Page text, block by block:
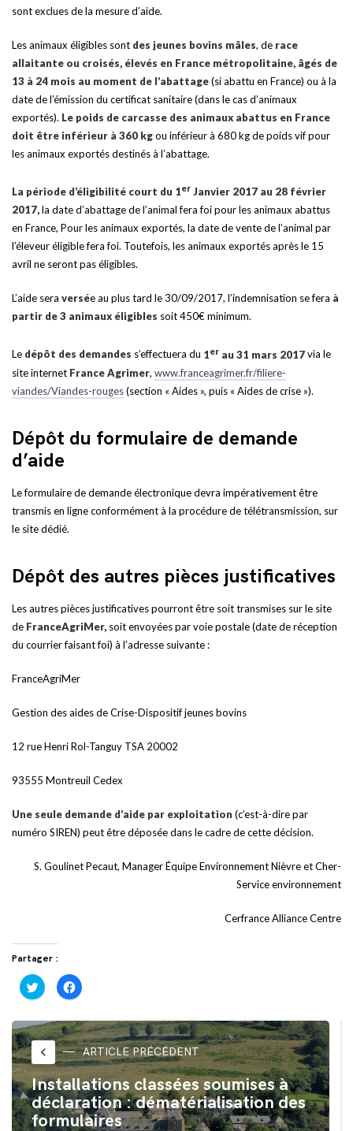
sont exclues de la mesure d’aide.
Les animaux éligibles sont des jeunes bovins mâles, de race
allaitante ou croisés, élevés en France métropolitaine, âgés de
13 à 24 mois au moment de l’abattage(si abattu en France) ou à la
date de l’émission du certificat sanitaire (dans le cas d’animaux
exportés). Le poids de carcasse des animaux abattus en France
doit être inférieur à 360 kgou inférieur à 680 kg de poids vif pour
les animaux exportés destinés à l’abattage.
La période d’éligibilité court du 1er Janvier 2017 au 28 février
2017,la date d’abattage de l’animal fera foi pour les animaux abattus
en France, Pour les animaux exportés, la date de vente de l’animal par
l’éleveur éligible fera foi. Toutefois, les animaux exportés après le 15
avril ne seront pas éligibles.
L’aide sera versée au plus tard le 30/09/2017, l’indemnisation se fera à
partir de 3 animaux éligibles soit 450€ minimum.
Le dépôt des demandes s’effectuera du 1er au 31 mars 2017via le
site internet France Agrimer, www.franceagrimer.fr/filiere-
viandes/Viandes-rouges(section « Aides », puis « Aides de crise »).
Dépôt du formulaire de demande
d’aide
Le formulaire de demande électronique devra impérativement être
transmis en ligne conformément à la procédure de télétransmission, sur
le site dédié.
Dépôt des autres pièces justificatives
Les autres pièces justificatives pourront être soit transmises sur le site
de FranceAgriMer, soit envoyées par voie postale (date de réception
du courrier faisant foi) à l’adresse suivante :
FranceAgriMer
Gestion des aides de Crise-Dispositif jeunes bovins
12 rue Henri Rol-Tanguy TSA 20002
93555 Montreuil Cedex
Une seule demande d’aide par exploitation (c’est-à-dire par
numéro SIREN) peut être déposée dans le cadre de cette décision.
S. Goulinet Pecaut, Manager Équipe Environnement Nièvre et Cher-
Service environnement
Cerfrance Alliance Centre
Partager :
Cliquez
pour
partager
Twitter(ouvre
dans
une
nouvelle
fenêtre)
Cliquez
pour
partager
Facebook(ouvre
dans
une
nouvelle
fenêtre)
keyboard_arrow_left ARTICLE PRÉCÉDENT
Installations classées soumises à
déclaration : dématérialisation des
formulaires